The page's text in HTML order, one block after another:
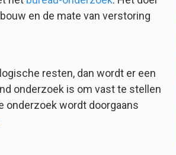
en de mate van verstoring
resten, dan wordt er een
onderzoek is om vast te stellen
onderzoek wordt doorgaans